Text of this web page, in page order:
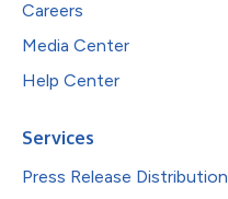
Careers
Media Center
Help Center
Services
Press Release Distribution